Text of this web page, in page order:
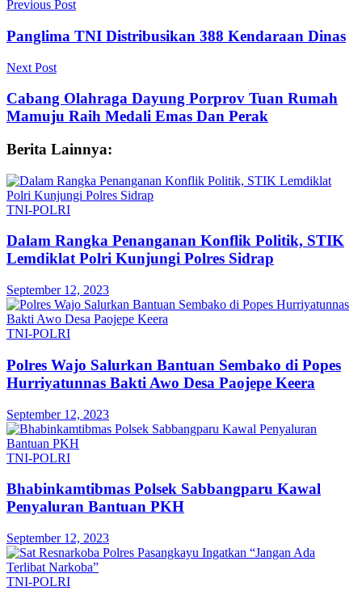
Previous Post
Panglima TNI Distribusikan 388 Kendaraan Dinas
Next Post
Cabang Olahraga Dayung Porprov Tuan Rumah
Mamuju Raih Medali Emas Dan Perak
Berita Lainnya:
TNI-POLRI
Dalam Rangka Penanganan Konflik Politik, STIK
Lemdiklat Polri Kunjungi Polres Sidrap
September 12, 2023
TNI-POLRI
Polres Wajo Salurkan Bantuan Sembako di Popes
Hurriyatunnas Bakti Awo Desa Paojepe Keera
September 12, 2023
TNI-POLRI
Bhabinkamtibmas Polsek Sabbangparu Kawal
Penyaluran Bantuan PKH
September 12, 2023
TNI-POLRI